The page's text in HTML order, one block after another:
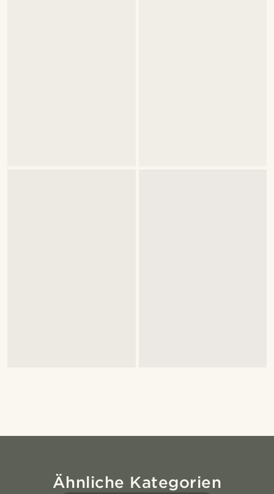
Ähnliche Kategorien